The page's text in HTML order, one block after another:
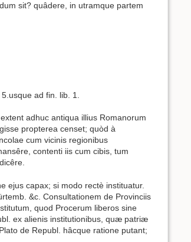
sit? quâdere, in utramque partem
ad fin. lib. 1.
adhuc antiqua illius Romanorum
propterea censet; quòd à
cum vicinis regionibus
contenti iis cum cibis, tum
ejus capax; si modo rectè instituatur.
&c. Consultationem de Provinciis
quod Procerum liberos sine
ex alienis institutionibus, quæ patriæ
de Republ. hâcque ratione putant;